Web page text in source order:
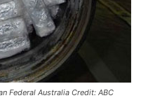
Federal Australia Credit: ABC